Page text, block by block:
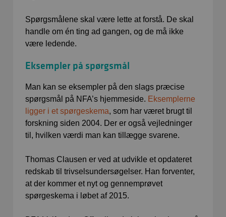
Spørgsmålene skal være lette at forstå. De skal
handle om én ting ad gangen, og de må ikke
være ledende.
Eksempler på spørgsmål
Man kan se eksempler på den slags præcise
spørgsmål på NFA’s hjemmeside. Eksemplerne
ligger i et spørgeskema, som har været brugt til
forskning siden 2004. Der er også vejledninger
til, hvilken værdi man kan tillægge svarene.
Thomas Clausen er ved at udvikle et opdateret
redskab til trivselsundersøgelser. Han forventer,
at der kommer et nyt og gennemprøvet
spørgeskema i løbet af 2015.